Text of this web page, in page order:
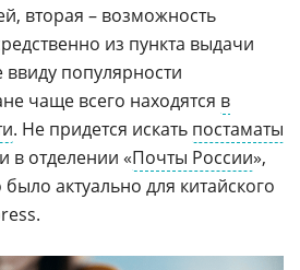
вторая – возможность
из пункта выдачи
популярности
чаще всего находятся в
. Не придется искать постаматы
в отделении «Почты России»,
актуально для китайского